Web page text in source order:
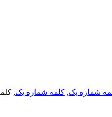
شماره یک, کلمه شماره یک,